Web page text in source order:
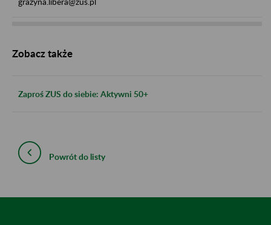
Zobacz także
Zaproś ZUS do siebie: Aktywni 50+
Powrót do listy